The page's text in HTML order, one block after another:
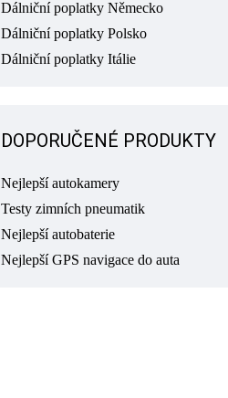
Dálniční poplatky Německo
Dálniční poplatky Polsko
Dálniční poplatky Itálie
DOPORUČENÉ PRODUKTY
Nejlepší autokamery
Testy zimních pneumatik
Nejlepší autobaterie
Nejlepší GPS navigace do auta